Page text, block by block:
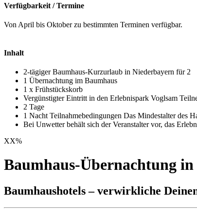
Verfügbarkeit / Termine
Von April bis Oktober zu bestimmten Terminen verfügbar.
Inhalt
2-tägiger Baumhaus-Kurzurlaub in Niederbayern für 2
1 Übernachtung im Baumhaus
1 x Frühstückskorb
Vergünstigter Eintritt in den Erlebnispark Voglsam
2 Tage
1 Nacht Teilnahmebedingungen Das Mindestalter des
Bei Unwetter behält sich der Veranstalter vor, das
XX%
Baumhaus-Übernachtung
Baumhaushotels – verwirkliche